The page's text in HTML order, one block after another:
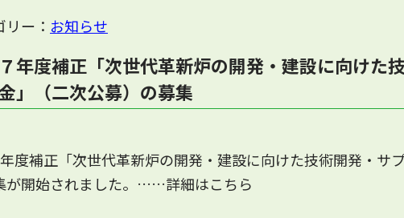
リー： お知らせ
年度補正「次世代革新炉の開発・建設に向けた
」（二次公募）の募集
度補正「次世代革新炉の開発・建設に向けた技術開発・サ
が開始されました。……詳細はこちら